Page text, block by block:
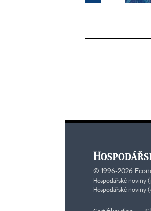
© 1996-2026
Hospodářské noviny
Hospodářské noviny